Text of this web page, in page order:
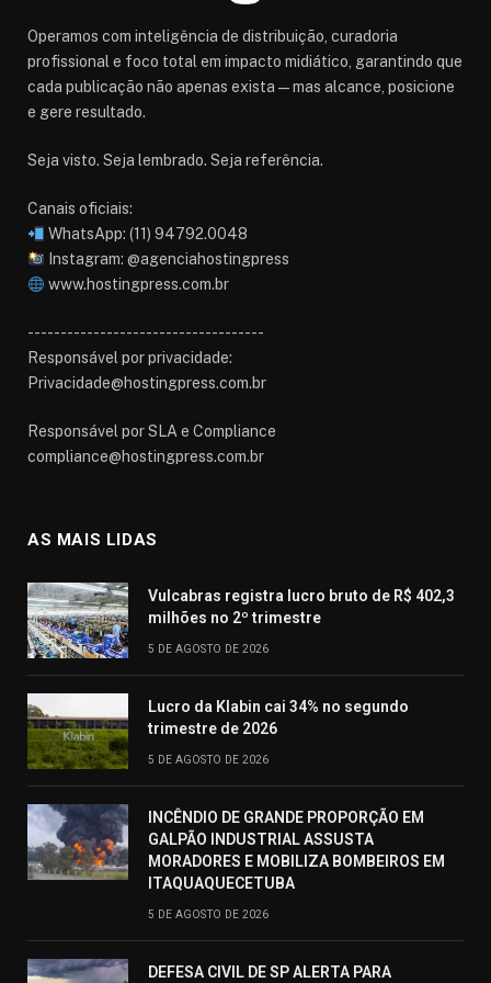
Operamos com inteligência de distribuição, curadoria
profissional e foco total em impacto midiático, garantindo que
cada publicação não apenas exista — mas alcance, posicione
e gere resultado.
Seja visto. Seja lembrado. Seja referência.
Canais oficiais:
WhatsApp: (11) 94792.0048
Instagram: @agenciahostingpress
www.hostingpress.com.br⁠
------------------------------------
Responsável por privacidade:
Privacidade@hostingpress.com.br
Responsável por SLA e Compliance
compliance@hostingpress.com.br
AS MAIS LIDAS
Vulcabras registra lucro bruto de R$ 402,3
milhões no 2º trimestre
5 DE AGOSTO DE 2026
Lucro da Klabin cai 34% no segundo
trimestre de 2026
5 DE AGOSTO DE 2026
INCÊNDIO DE GRANDE PROPORÇÃO EM
GALPÃO INDUSTRIAL ASSUSTA
MORADORES E MOBILIZA BOMBEIROS EM
ITAQUAQUECETUBA
5 DE AGOSTO DE 2026
DEFESA CIVIL DE SP ALERTA PARA